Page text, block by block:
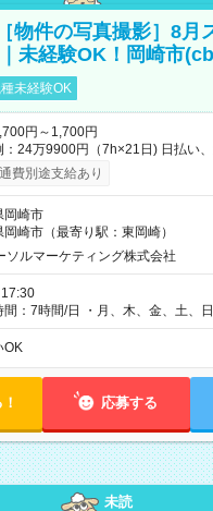
物件の写真撮影］8月
未経験OK！岡崎市
未経験OK
円～1,700円
万9900円（7h×21日) 日払い、週払いOK（規定有
） 【試用期間】試用期間なし
費別途支給あり
岡崎市
岡崎市（最寄り駅：東岡崎）
ソルマーケティング株式会社
間：7時間/日 ・月、木、金、土、
休です／夏季、年末年始等、長期
残業ほぼナシ（0～5h/月）
OK
応募する
未読